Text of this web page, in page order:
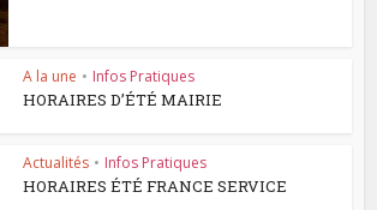
A la une • Infos Pratiques
HORAIRES D’ÉTÉ MAIRIE
Actualités • Infos Pratiques
HORAIRES ÉTÉ FRANCE SERVICE